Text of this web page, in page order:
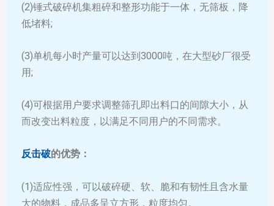
(2)锤式破碎机集粗碎和整形功能于一体，无筛板，降
低堵料;
(3)单机每小时产量可以达到3000吨，在大型砂厂很受
用;
(4)可根据用户要求调整筛孔即出料口的间隙大小，从
而改变出料粒度，以满足不同用户的不同需求。
反击破的优势：
(1)适应性强，可以破碎硬、软、脆和有韧性且含水量
大的物料，成品多呈立方形，粒度均匀。